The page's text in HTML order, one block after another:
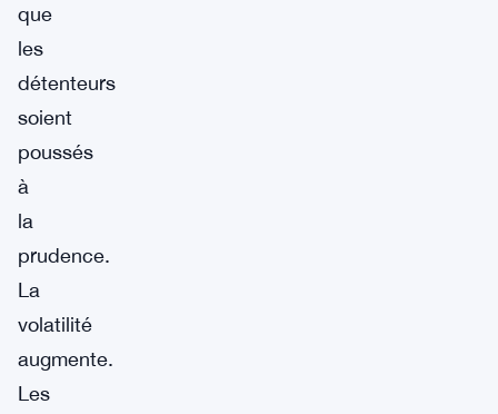
que
les
détenteurs
soient
poussés
à
la
prudence.
La
volatilité
augmente.
Les